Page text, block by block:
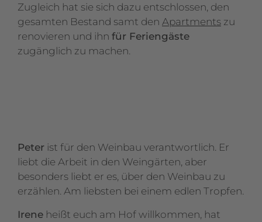
Zugleich hat sie sich dazu entschlossen, den
gesamten Bestand samt den Apartments zu
renovieren und ihn für Feriengäste
zugänglich zu machen.
Peter ist für den Weinbau verantwortlich. Er
liebt die Arbeit in den Weingärten, aber
besonders liebt er es, über den Weinbau zu
erzählen. Am liebsten bei einem edlen Tropfen.
Irene heißt euch am Hof willkommen, hat